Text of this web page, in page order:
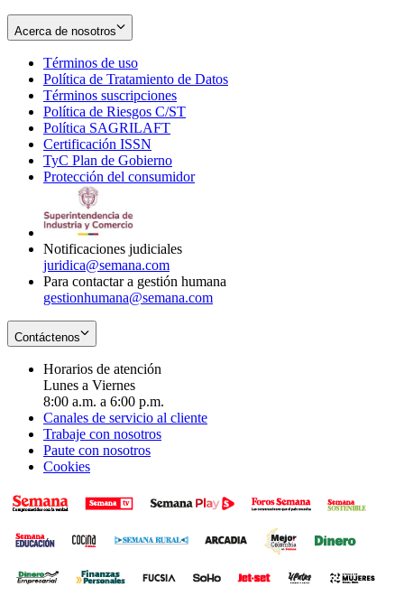
Acerca de nosotros
Términos de uso
in
new
window
Política de Tratamiento de Datos
Términos suscripciones
in
Política de Riesgos C/ST
Política SAGRILAFT
new
window
Certificación ISSN
in
new
TyC Plan de Gobierno
in
Protección del consumidorOpens
Notificaciones judiciales
juridica@semana.com
Para contactar a gestión humana
gestionhumana@semana.com
Contáctenos
Horarios de atención
Lunes a Viernes
8:00 a.m. a 6:00 p.m.
Canales de servicio al cliente
Trabaje con nosotros
Paute con nosotros
Cookies